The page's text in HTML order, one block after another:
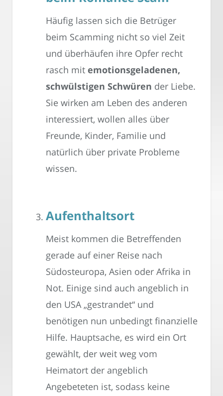
Häufig lassen sich die Betrüger
beim Scamming nicht so viel Zeit
und überhäufen ihre Opfer recht
rasch mit emotionsgeladenen,
schwülstigen Schwüren der Liebe.
Sie wirken am Leben des anderen
interessiert, wollen alles über
Freunde, Kinder, Familie und
natürlich über private Probleme
wissen.
Aufenthaltsort
Meist kommen die Betreffenden
gerade auf einer Reise nach
Südosteuropa, Asien oder Afrika in
Not. Einige sind auch angeblich in
den USA „gestrandet“ und
benötigen nun unbedingt finanzielle
Hilfe. Hauptsache, es wird ein Ort
gewählt, der weit weg vom
Heimatort der angeblich
Angebeteten ist, sodass keine